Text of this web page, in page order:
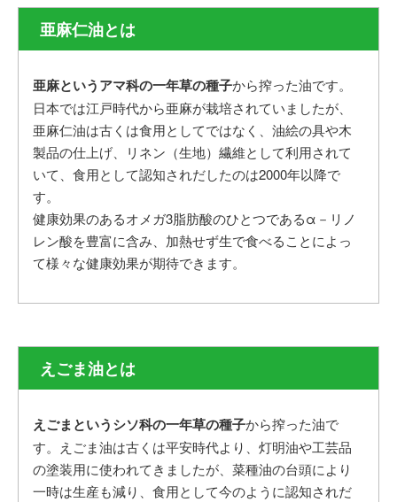
亜麻仁油とは
亜麻というアマ科の一年草の種子から搾った油です。
日本では江戸時代から亜麻が栽培されていましたが、
亜麻仁油は古くは食用としてではなく、油絵の具や木
製品の仕上げ、リネン（生地）繊維として利用されて
いて、食用として認知されだしたのは2000年以降で
す。
健康効果のあるオメガ3脂肪酸のひとつであるα－リノ
レン酸を豊富に含み、加熱せず生で食べることによっ
て様々な健康効果が期待できます。
えごま油とは
えごまというシソ科の一年草の種子から搾った油で
す。えごま油は古くは平安時代より、灯明油や工芸品
の塗装用に使われてきましたが、菜種油の台頭により
一時は生産も減り、食用として今のように認知されだ